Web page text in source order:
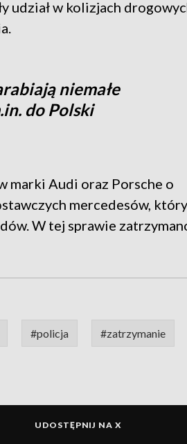
udział w kolizjach
niemałe
do Polski
marki Audi oraz Porsche o
mercedesów,
W tej sprawie
#policja #zatrzymanie
UDOSTĘPNIJ NA X